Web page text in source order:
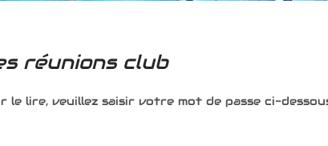
réunions club
lire, veuillez saisir votre mot de passe ci-